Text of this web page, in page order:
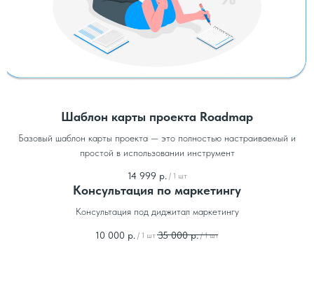
Шаблон карты проекта Roadmap
Базовый шаблон карты проекта — это полностью настраиваемый и
простой в использовании инструмент
14 999 р. / 1 шт
Консультация по маркетингу
Консультация под диджитал маркетингу
10 000 р. / 1 шт 35 000 р. / 1 шт